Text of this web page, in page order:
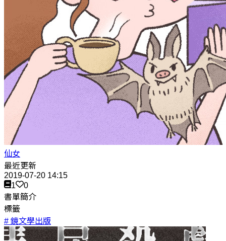
仙女
最近更新
2019-07-20 14:15
1
0
書單簡介
標籤
# 鏡文學出版